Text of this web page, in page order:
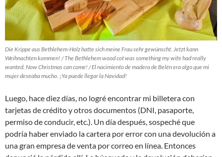
Die Krippe aus Bethlehem-Holz hatte sich meine Frau sehr gewünscht. Jetzt kann
Weihnachten kommen! / The Bethlehem wood cot was something my wife had really
wanted. Now Christmas can come! / El nacimiento de madera de Belén era algo que mi
mujer deseaba mucho. ¡Ya puede llegar la Navidad!
Luego, hace diez días, no logré encontrar mi billetera con
tarjetas de crédito y otros documentos (DNI, pasaporte,
permiso de conducir, etc.). Un día después, sospeché que
podría haber enviado la cartera por error con una devolución a
una gran empresa de venta por correo en línea. Entonces